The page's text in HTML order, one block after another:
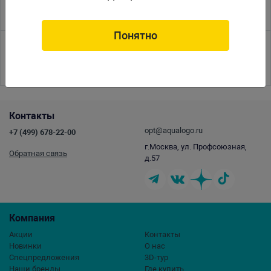
< 1 2 3 4 5 6 7 8 9
Компания
Акции
Новинки
Спецпредложения
Наши бренды
Контакты
О нас
3D-тур
Где купить
Контакты
+7 (499) 678-22-00
Обратная связь
opt@aqualogo.ru
г.Москва, ул. Профсоюзная,
д.57
Понятно